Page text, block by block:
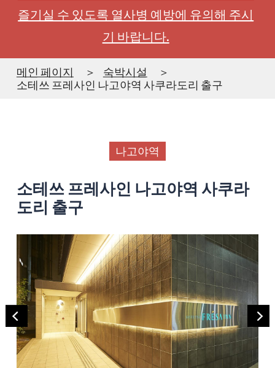
즐기실 수 있도록 열사병 예방에 유의해 주시
기 바랍니다.
메인 페이지
숙박시설
소테쓰 프레사인 나고야역 사쿠라도리 출구
나고야역
소테쓰 프레사인 나고야역 사쿠라
도리 출구